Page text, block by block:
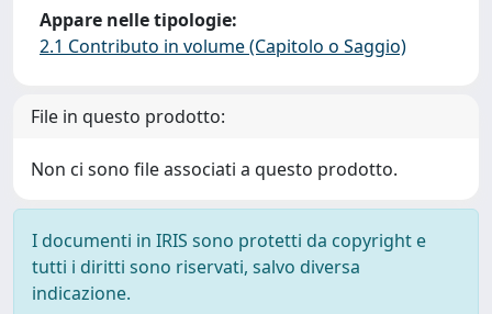
Appare nelle tipologie:
2.1 Contributo in volume (Capitolo o Saggio)
File in questo prodotto:
Non ci sono file associati a questo prodotto.
I documenti in IRIS sono protetti da copyright e
tutti i diritti sono riservati, salvo diversa
indicazione.